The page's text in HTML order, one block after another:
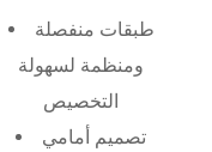
طبقات منفصلة
ومنظمة لسهولة
التخصيص
تصميم أمامي